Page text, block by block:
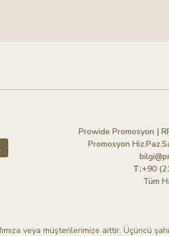
Prowide Promosyon |
Promosyon
T:+90
Tüm
veya müşterilerimize aittir. Üçüncü